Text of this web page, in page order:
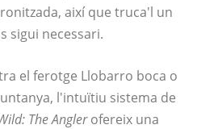
així que truca'l un
sigui necessari.
el ferotge Llobarro boca o
l'intuïtiu sistema de
The Anglerofereix una